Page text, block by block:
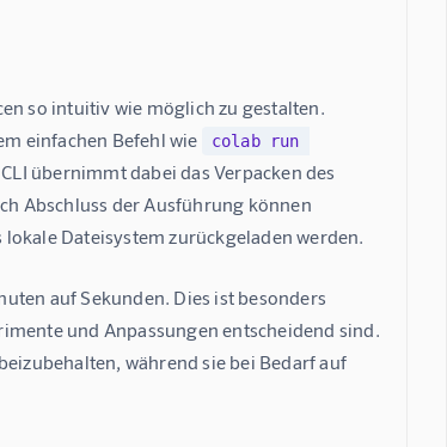
so intuitiv wie möglich zu gestalten.
einfachen Befehl wie
colab run
übernimmt dabei das Verpacken des
Abschluss der Ausführung können
Dateisystem zurückgeladen werden.
auf Sekunden. Dies ist besonders
und Anpassungen entscheidend sind.
während sie bei Bedarf auf